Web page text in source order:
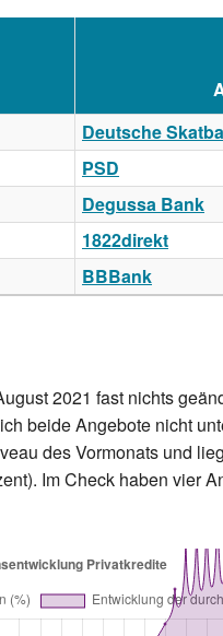
Deutsche
PSD
Degussa Bank
1822direkt
BBBank
2021 fast nichts
beide Angebote nicht
des Vormonats und
Im Check haben vier